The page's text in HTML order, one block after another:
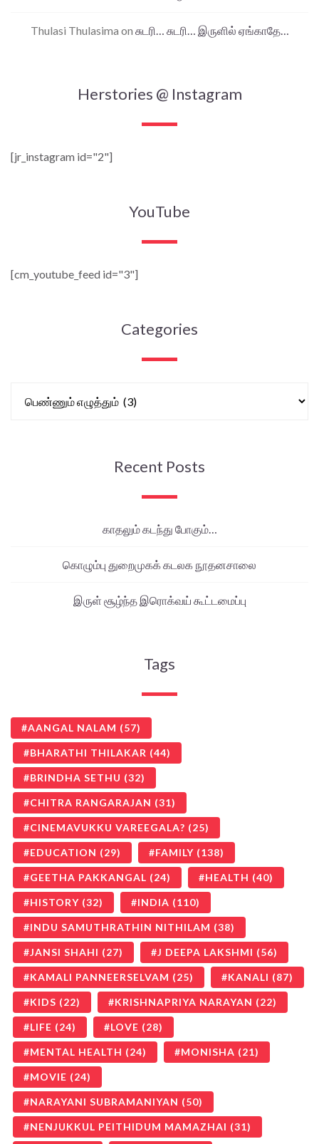
Thulasi Thulasima on சுடரி… சுடரி… இருளில் ஏங்காதே…
Herstories @ Instagram
[jr_instagram id="2"]
YouTube
[cm_youtube_feed id="3"]
Categories
Recent Posts
காதலும் கடந்து போகும்…
கொழும்பு துறைமுகக் கடலக நூதனசாலை
இருள் சூழ்ந்த இரொக்வய் கூட்டமைப்பு
Tags
AANGAL NALAM (57)
BHARATHI THILAKAR (44)
BRINDHA SETHU (32)
CHITRA RANGARAJAN (31)
CINEMAVUKKU VAREEGALA? (25)
EDUCATION (29) FAMILY (138)
GEETHA PAKKANGAL (24) HEALTH (40)
HISTORY (32) INDIA (110)
INDU SAMUTHRATHIN NITHILAM (38)
JANSI SHAHI (27) J DEEPA LAKSHMI (56)
KAMALI PANNEERSELVAM (25) KANALI (87)
KIDS (22) KRISHNAPRIYA NARAYAN (22)
LIFE (24) LOVE (28)
MENTAL HEALTH (24) MONISHA (21)
MOVIE (24)
NARAYANI SUBRAMANIYAN (50)
NENJUKKUL PEITHIDUM MAMAZHAI (31)